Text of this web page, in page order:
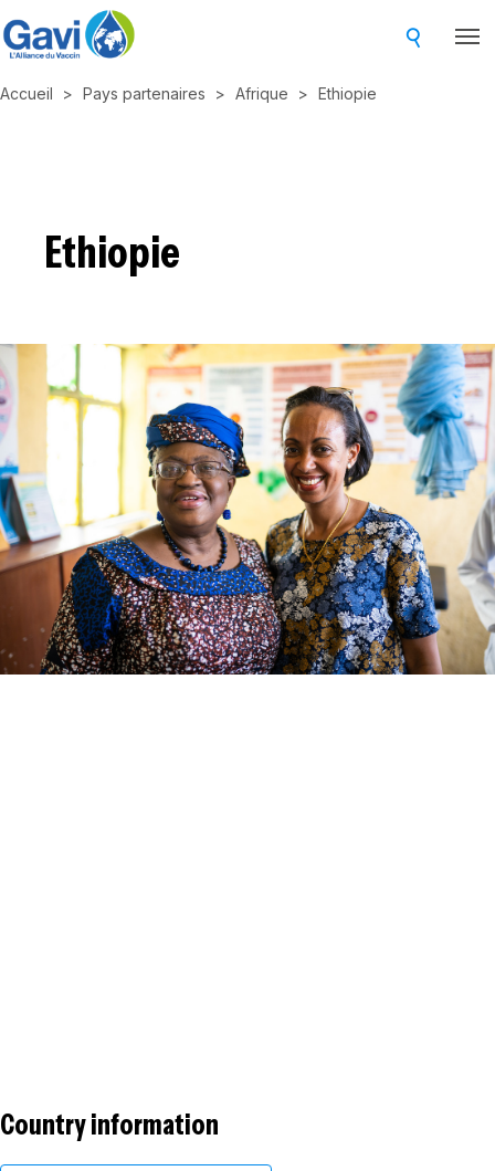
Skip
to
content
Accueil Pays partenaires Afrique Ethiopie
Ethiopie
Country information